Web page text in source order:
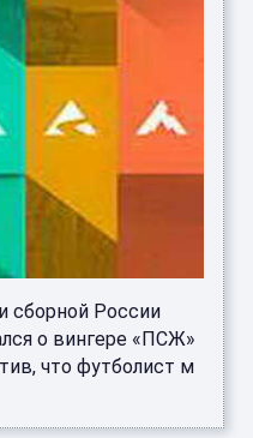
сборной России
о вингере «ПСЖ»
что футболист м